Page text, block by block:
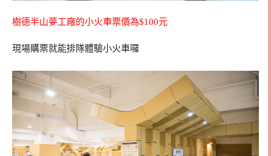
樹德半山夢工廠的小火車票價為$100元
現場購票就能排隊體驗小火車囉